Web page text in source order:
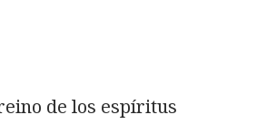
de los espíritus